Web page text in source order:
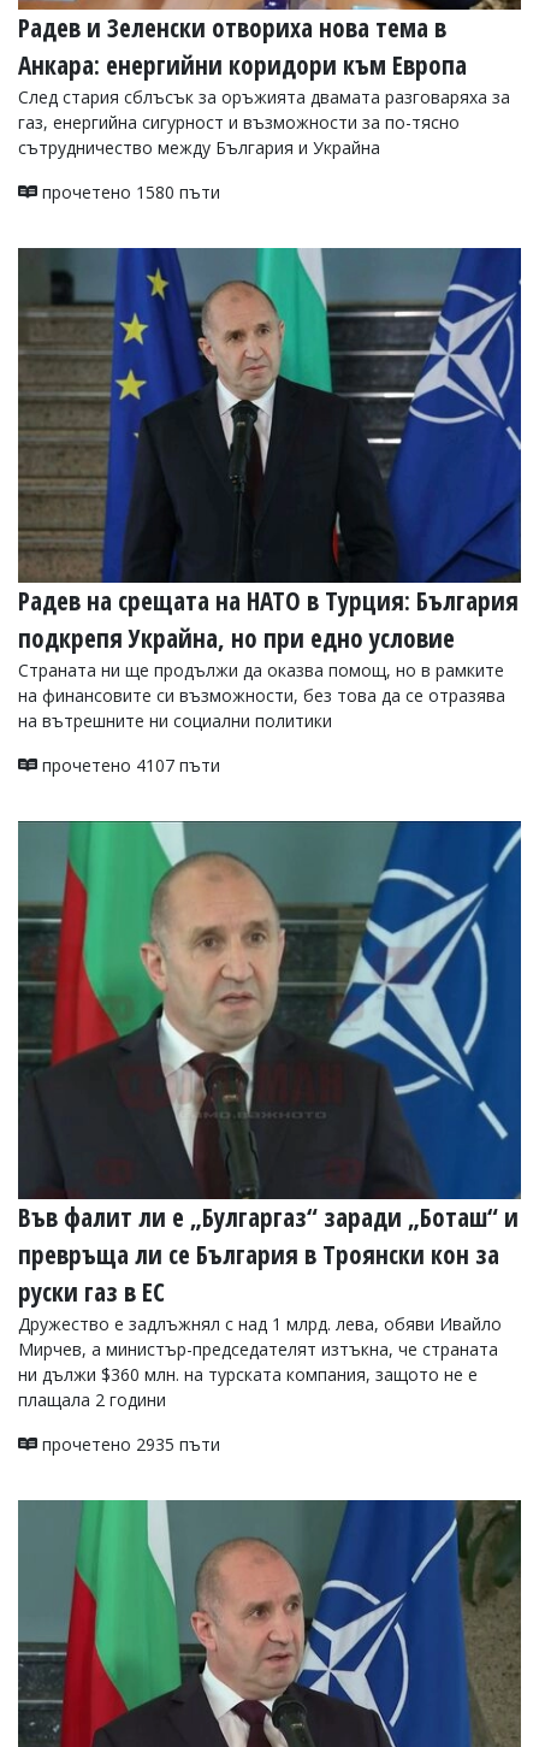
Радев и Зеленски отвориха нова тема в
Анкара: енергийни коридори към Европа
След стария сблъсък за оръжията двамата разговаряха за
газ, енергийна сигурност и възможности за по-тясно
сътрудничество между България и Украйна
прочетено 1580 пъти
Радев на срещата на НАТО в Турция: България
подкрепя Украйна, но при едно условие
Страната ни ще продължи да оказва помощ, но в рамките
на финансовите си възможности, без това да се отразява
на вътрешните ни социални политики
прочетено 4107 пъти
Във фалит ли е „Булгаргаз“ заради „Боташ“ и
превръща ли се България в Троянски кон за
руски газ в ЕС
Дружество е задлъжнял с над 1 млрд. лева, обяви Ивайло
Мирчев, а министър-председателят изтъкна, че страната
ни дължи $360 млн. на турската компания, защото не е
плащала 2 години
прочетено 2935 пъти